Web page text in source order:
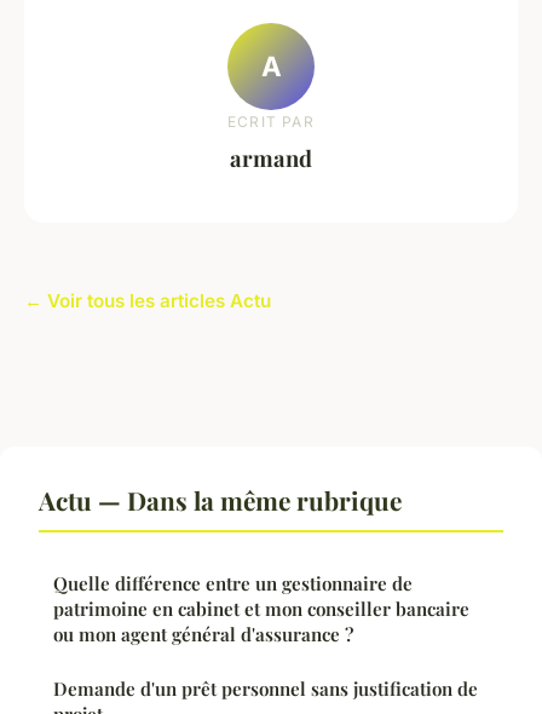
A
ECRIT PAR
armand
← Voir tous les articles Actu
Actu — Dans la même rubrique
Quelle différence entre un gestionnaire de
patrimoine en cabinet et mon conseiller bancaire
ou mon agent général d'assurance ?
Demande d'un prêt personnel sans justification de